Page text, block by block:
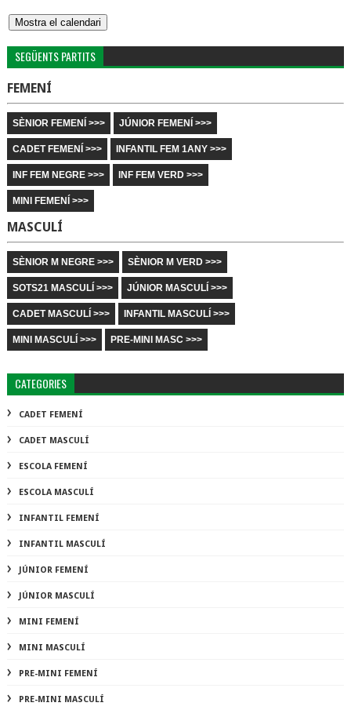
SEGÜENTS PARTITS
FEMENÍ
SÈNIOR FEMENÍ >>> JÚNIOR FEMENÍ >>>
CADET FEMENÍ >>> INFANTIL FEM 1ANY >>>
INF FEM NEGRE >>> INF FEM VERD >>>
MINI FEMENÍ >>>
MASCULÍ
SÈNIOR M NEGRE >>> SÈNIOR M VERD >>>
SOTS21 MASCULÍ >>> JÚNIOR MASCULÍ >>>
CADET MASCULÍ >>> INFANTIL MASCULÍ >>>
MINI MASCULÍ >>> PRE-MINI MASC >>>
CATEGORIES
CADET FEMENÍ
CADET MASCULÍ
ESCOLA FEMENÍ
ESCOLA MASCULÍ
INFANTIL FEMENÍ
INFANTIL MASCULÍ
JÚNIOR FEMENÍ
JÚNIOR MASCULÍ
MINI FEMENÍ
MINI MASCULÍ
PRE-MINI FEMENÍ
PRE-MINI MASCULÍ